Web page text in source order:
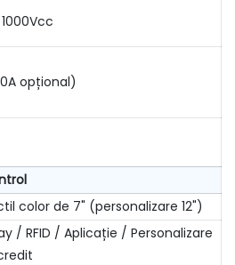
opțional)
color de 7" (personalizare 12")
/ RFID / Aplicație / Personalizare